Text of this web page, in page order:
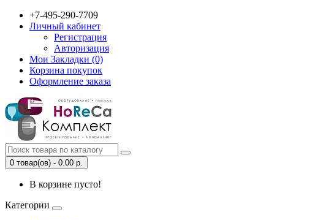
+7-495-290-7709
Личный кабинет
Регистрация
Авторизация
Мои Закладки (0)
Корзина покупок
Оформление заказа
0 товар(ов) - 0.00 р.
В корзине пусто!
Категории